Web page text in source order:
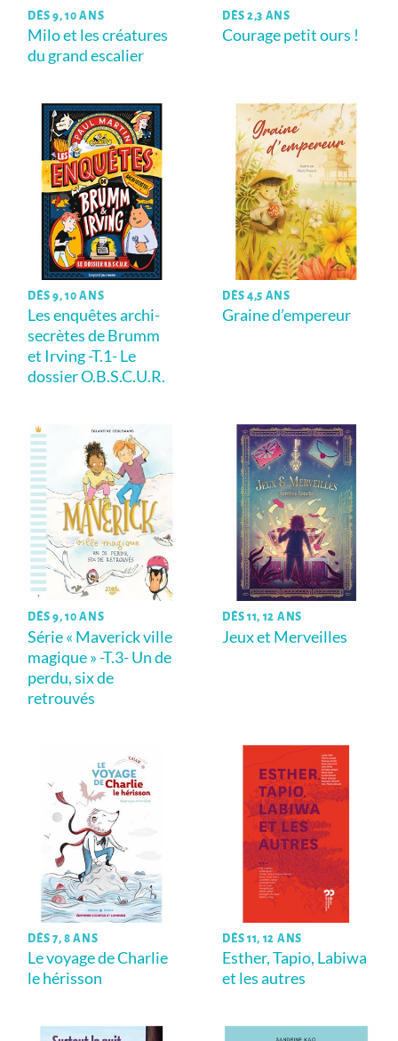
DÈS 9, 10 ANS
Milo et les créatures
du grand escalier
DÈS 2,3 ANS
Courage petit ours !
DÈS 9, 10 ANS
Les enquêtes archi-
secrètes de Brumm
et Irving -T.1- Le
dossier O.B.S.C.U.R.
DÈS 4,5 ANS
Graine d’empereur
DÈS 9, 10 ANS
Série « Maverick ville
magique » -T.3- Un de
perdu, six de
retrouvés
DÈS 11, 12 ANS
Jeux et Merveilles
DÈS 7, 8 ANS
Le voyage de Charlie
le hérisson
DÈS 11, 12 ANS
Esther, Tapio, Labiwa
et les autres